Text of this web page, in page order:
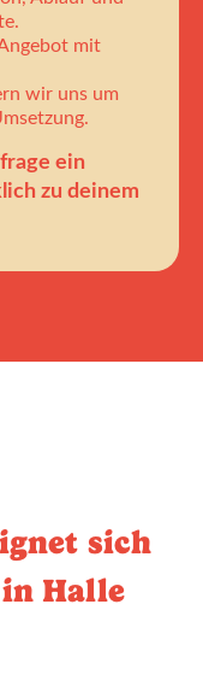
mit
wir uns um
ein
zu deinem
sich
Halle